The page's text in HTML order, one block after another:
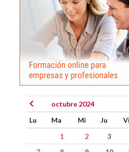
octubre 2024
Lu
Ma Mi Ju Vi
1
2 3